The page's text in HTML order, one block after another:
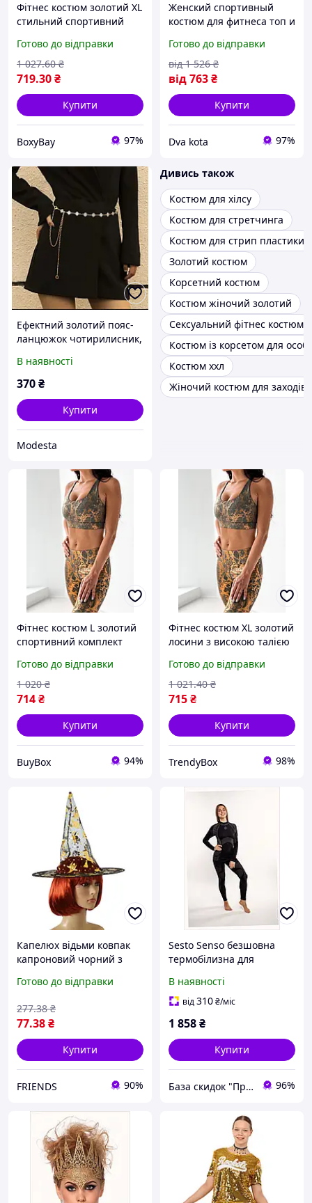
Фітнес костюм золотий XL
стильний спортивний
жіночий еластичний
фітнес одяг
Готово до відправки
719.30₴
1 027.60 ₴
Купити
BoxyBay 97%
Женский спортивный
костюм для фитнеса топ и
комплект для фитнеса
леггинсы с топом золотой
Готово до відправки
від763₴
від 1 526 ₴
Купити
Dva kota 97%
Ефектний золотий пояс-
ланцюжок чотирилисник,
плаття, костюма або
жакета, ланцюжок на
В наявності
370₴
Купити
Modesta
Дивись також
Костюм для хілсу
Костюм для стретчинга
Костюм для стрип пластики
Золотий костюм
Корсетний костюм
Костюм жіночий золотий
Сексуальний фітнес костюм
Костюм із корсетом для
Костюм ххл
Жіночий костюм для заходів
Фітнес костюм L золотий
спортивний комплект
тренувань лосини з
топом для спорту в залі
Готово до відправки
714₴
1 020 ₴
Купити
BuyBox 94%
Фітнес костюм XL золотий
лосини з високою талією
комплект для тренувань
одяг для йоги box2
Готово до відправки
715₴
1 021.40 ₴
Купити
TrendyBox 98%
Капелюх відьми ковпак
капроновий чорний з
приколів аксесуар до
вечірки
Готово до відправки
77.38₴
277.38 ₴
Купити
FRIENDS 90%
Sesto Senso безшовна
термобілизна для
31H2KH6378
В наявності
від310₴/міс
1 858₴
Купити
База скидок "ПромоКот" 96%